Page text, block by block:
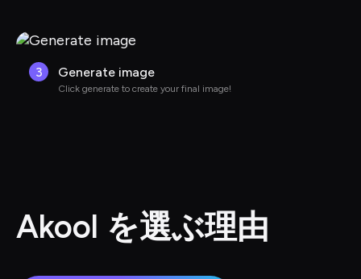
3 Generate image
Click generate to create your final image!
Akool を選ぶ理由